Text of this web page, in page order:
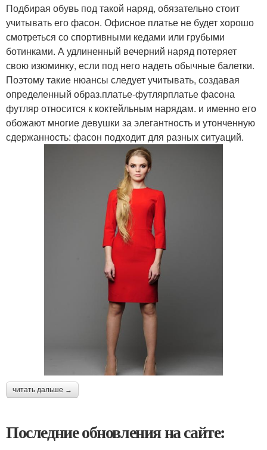
Подбирая обувь под такой наряд, обязательно стоит
учитывать его фасон. Офисное платье не будет хорошо
смотреться со спортивными кедами или грубыми
ботинками. А удлиненный вечерний наряд потеряет
свою изюминку, если под него надеть обычные балетки.
Поэтому такие нюансы следует учитывать, создавая
определенный образ.платье-футлярплатье фасона
футляр относится к коктейльным нарядам. и именно его
обожают многие девушки за элегантность и утонченную
сдержанность: фасон подходит для разных ситуаций.
читать дальше →
Последние обновления на сайте: